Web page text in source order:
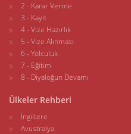
2 - Karar Verme
3 - Kayıt
4 - Vize Hazırlık
5 - Vize Alınması
6 - Yolculuk
7 - Eğitim
8 - Diyaloğun Devamı
Ülkeler Rehberi
İngiltere
Avustralya